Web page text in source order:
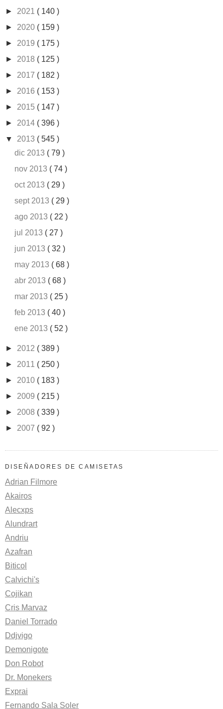
► 2021 ( 140 )
► 2020 ( 159 )
► 2019 ( 175 )
► 2018 ( 125 )
► 2017 ( 182 )
► 2016 ( 153 )
► 2015 ( 147 )
► 2014 ( 396 )
▼ 2013 ( 545 )
dic 2013 ( 79 )
nov 2013 ( 74 )
oct 2013 ( 29 )
sept 2013 ( 29 )
ago 2013 ( 22 )
jul 2013 ( 27 )
jun 2013 ( 32 )
may 2013 ( 68 )
abr 2013 ( 68 )
mar 2013 ( 25 )
feb 2013 ( 40 )
ene 2013 ( 52 )
► 2012 ( 389 )
► 2011 ( 250 )
► 2010 ( 183 )
► 2009 ( 215 )
► 2008 ( 339 )
► 2007 ( 92 )
DISEÑADORES DE CAMISETAS
Adrian Filmore
Akairos
Alecxps
Alundrart
Andriu
Azafran
Biticol
Calvichi's
Cojikan
Cris Marvaz
Daniel Torrado
Ddjvigo
Demonigote
Don Robot
Dr. Monekers
Exprai
Fernando Sala Soler